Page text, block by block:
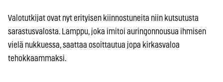
Valotutkijat ovat nyt erityisen kiinnostuneita niin kutsutusta
sarastusvalosta. Lamppu, joka imitoi auringonnousua ihmisen
vielä nukkuessa, saattaa osoittautua jopa kirkasvaloa
tehokkaammaksi.